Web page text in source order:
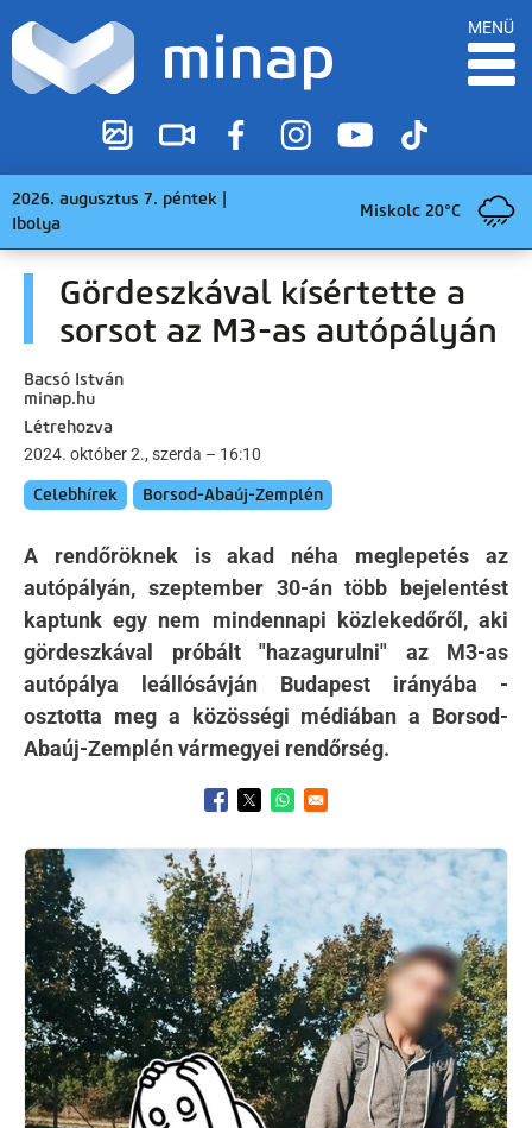
MENÜ
2026. augusztus 7. péntek |
Ibolya
Miskolc 20°C
Gördeszkával kísértette a
sorsot az M3-as autópályán
Bacsó István
minap.hu
Létrehozva
2024. október 2., szerda – 16:10
Celebhírek Borsod-Abaúj-Zemplén
A rendőröknek is akad néha meglepetés az
autópályán, szeptember 30-án több bejelentést
kaptunk egy nem mindennapi közlekedőről, aki
gördeszkával próbált "hazagurulni" az M3-as
autópálya leállósávján Budapest irányába -
osztotta meg a közösségi médiában a Borsod-
Abaúj-Zemplén vármegyei rendőrség.
Opens in a new window
Opens in a new window
Opens in a new window
Kép